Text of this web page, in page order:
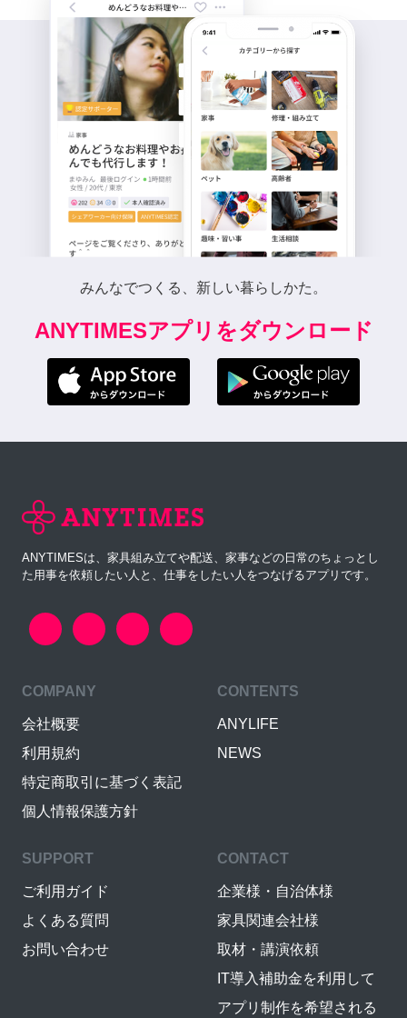
みんなでつくる、新しい暮らしかた。
ANYTIMESアプリをダウンロード
ANYTIMESは、家具組み立てや配送、家事などの日常のちょっとし
た用事を依頼したい人と、仕事をしたい人をつなげるアプリです。
COMPANY
会社概要
利用規約
特定商取引に基づく表記
個人情報保護方針
CONTENTS
ANYLIFE
NEWS
SUPPORT
ご利用ガイド
よくある質問
お問い合わせ
CONTACT
企業様・自治体様
家具関連会社様
取材・講演依頼
IT導入補助金を利用して
アプリ制作を希望される